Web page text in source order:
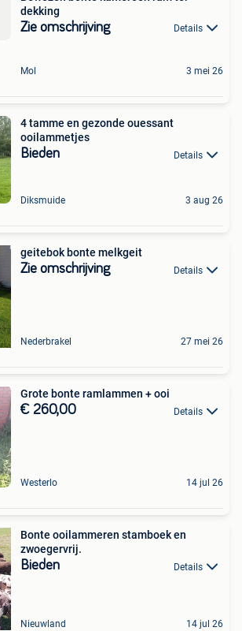
dekking
Zie omschrijving Details
Mol 3 mei 26
4 tamme en gezonde ouessant
ooilammetjes
Bieden Details
Diksmuide 3 aug 26
geitebok bonte melkgeit
Zie omschrijving Details
Nederbrakel 27 mei 26
Grote bonte ramlammen + ooi
€ 260,00 Details
Westerlo 14 jul 26
Bonte ooilammeren stamboek en
zwoegervrij.
Bieden Details
Nieuwland 14 jul 26